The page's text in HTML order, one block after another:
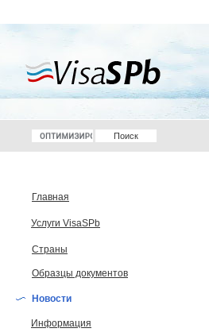
Главная
Услуги VisaSPb
Страны
Образцы документов
Новости
Информация